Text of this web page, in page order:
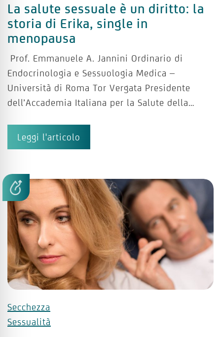
La salute sessuale è un diritto: la
storia di Erika, single in
menopausa
Prof. Emmanuele A. Jannini Ordinario di
Endocrinologia e Sessuologia Medica –
Università di Roma Tor Vergata Presidente
dell’Accademia Italiana per la Salute della…
Leggi l'articolo
Secchezza
Sessualità